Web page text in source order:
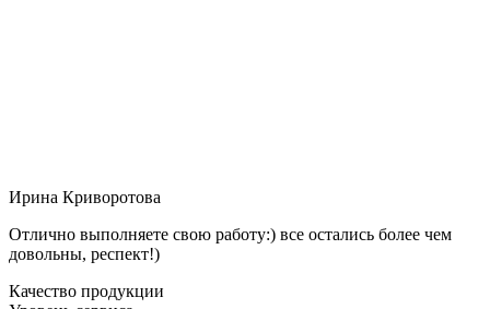
Ирина Криворотова
Отлично выполняете свою работу:) все остались более чем
довольны, респект!)
Качество продукции